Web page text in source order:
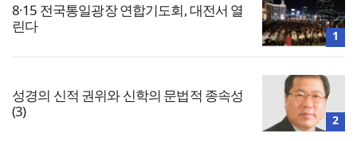
8·15 전국통일광장 연합기도회, 대전서 열
린다
1
성경의 신적 권위와 신학의 문법적 종속성
(3)
2